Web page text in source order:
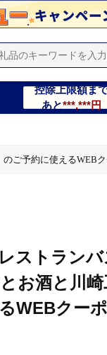
控除上限額ま
あと***,***円
ご予約に使えるWEB
ストラン
お酒と川崎
WEBクー